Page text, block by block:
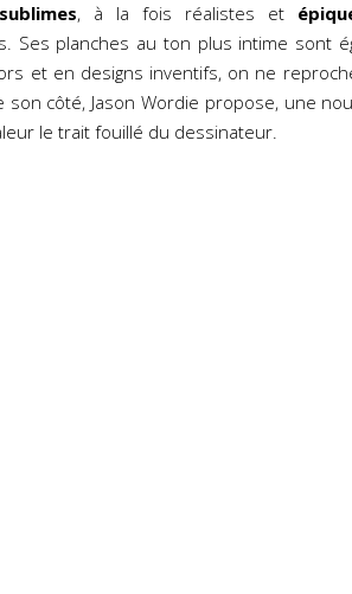
sublimes, à la fois réalistes et
Ses planches au ton plus intime sont
et en designs inventifs, on ne
son côté, Jason Wordie propose, une
le trait fouillé du dessinateur.